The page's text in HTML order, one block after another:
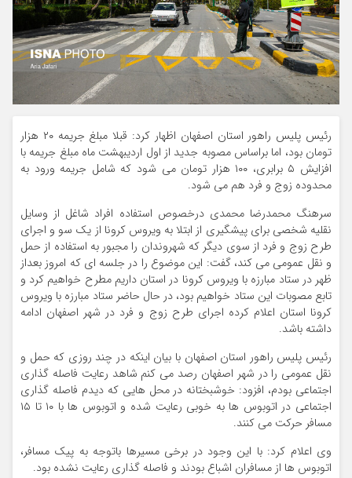
رئیس پلیس راهور استان اصفهان اظهار کرد: قبلا مبلغ جریمه ۲۰ هزار
تومان بود، اما براساس مصوبه جدید از اول اردیبهشت ماه مبلغ جریمه با
افزایش ۵ برابری، ۱۰۰ هزار تومان می شود که شامل جریمه ورود به
محدوده زوج و فرد هم می شود.
سرهنگ محمدرضا محمدی درخصوص استفاده افراد شاغل از وسایل
نقلیه شخصی برای پیشگیری از ابتلا به ویروس کرونا از یک سو و اجرای
طرح زوج و فرد از سوی دیگر که شهروندان را مجبور به استفاده از حمل
و نقل عمومی می کند، گفت: این موضوع را در جلسه ای که امروز بعداز
ظهر در ستاد مبارزه با ویروس کرونا در استان داریم مطرح خواهیم کرد و
تابع مصوبات این ستاد خواهیم بود، در حال حاضر ستاد مبارزه با ویروس
کرونا استان اعلام کرده اجرای طرح زوج و فرد در شهر اصفهان ادامه
داشته باشد.
رئیس پلیس راهور استان اصفهان با بیان اینکه در چند روزی که حمل و
نقل عمومی را در شهر اصفهان رصد می کنم شاهد رعایت فاصله گذاری
اجتماعی بودم، افزود: خوشبختانه در محل هایی که دیدم فاصله گذاری
اجتماعی در اتوبوس ها به خوبی رعایت شده و اتوبوس ها با ۱۰ تا ۱۵
مسافر حرکت می کنند.
وی اعلام کرد: با این وجود در برخی مسیرها باتوجه به پیک مسافر،
اتوبوس ها از مسافران اشباع بودند و فاصله گذاری رعایت نشده بود.